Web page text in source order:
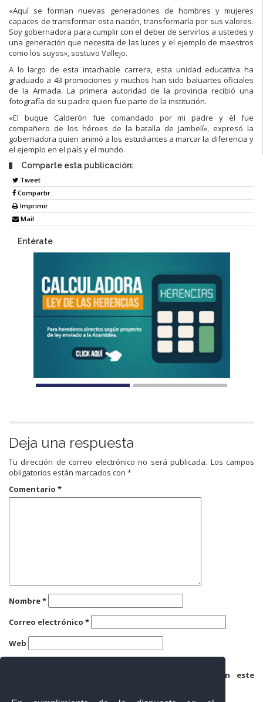
«Aquí se forman nuevas generaciones de hombres y mujeres
capaces de transformar esta nación, transformarla por sus valores.
Soy gobernadora para cumplir con el deber de servirlos a ustedes y
una generación que necesita de las luces y el ejemplo de maestros
como los suyos», sostuvo Vallejo.
A lo largo de esta intachable carrera, esta unidad educativa ha
graduado a 43 promociones y muchos han sido baluartes oficiales
de la Armada. La primera autoridad de la provincia recibió una
fotografía de su padre quien fue parte de la institución.
«El buque Calderón fue comandado por mi padre y él fue
compañero de los héroes de la batalla de Jambelí», expresó la
gobernadora quien animó a los estudiantes a marcar la diferencia y
el ejemplo en el país y el mundo.
Comparte esta publicación:
Tweet
Compartir
Imprimir
Mail
Entérate
Deja una respuesta
Tu dirección de correo electrónico no será publicada. Los campos
obligatorios están marcados con *
Comentario *
Nombre*
Correo electrónico *
Web
Guarda mi nombre, correo electrónico y web en este